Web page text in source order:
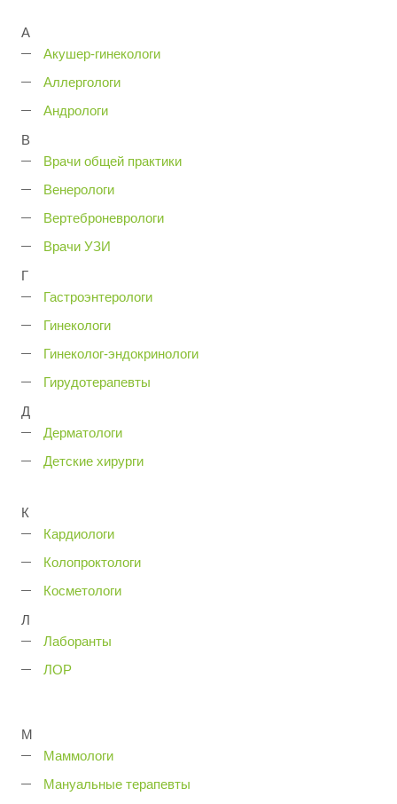
А
Акушер-гинекологи
Аллергологи
Андрологи
В
Врачи общей практики
Венерологи
Вертеброневрологи
Врачи УЗИ
Г
Гастроэнтерологи
Гинекологи
Гинеколог-эндокринологи
Гирудотерапевты
Д
Дерматологи
Детские хирурги
К
Кардиологи
Колопроктологи
Косметологи
Л
Лаборанты
ЛОР
М
Маммологи
Мануальные терапевты